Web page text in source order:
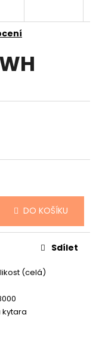
DO KOŠÍKU
(celá)
kytara
Sdílet